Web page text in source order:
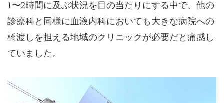
1〜2時間に及ぶ状況を目の当たりにする中で、他の
診療科と同様に血液内科においても大きな病院への
橋渡しを担える地域のクリニックが必要だと痛感し
ていました。